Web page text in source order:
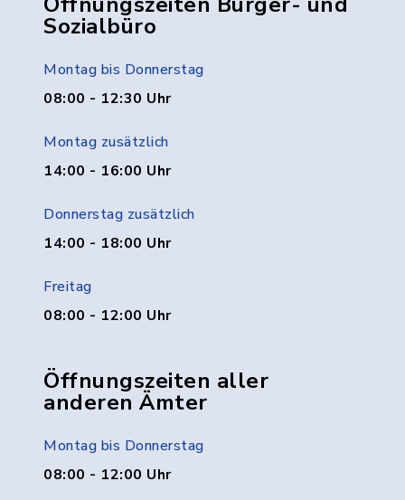
Sozialbüro
Montag bis Donnerstag
08:00 - 12:30 Uhr
Montag zusätzlich
14:00 - 16:00 Uhr
Donnerstag zusätzlich
14:00 - 18:00 Uhr
Freitag
08:00 - 12:00 Uhr
Öffnungszeiten aller
anderen Ämter
Montag bis Donnerstag
08:00 - 12:00 Uhr